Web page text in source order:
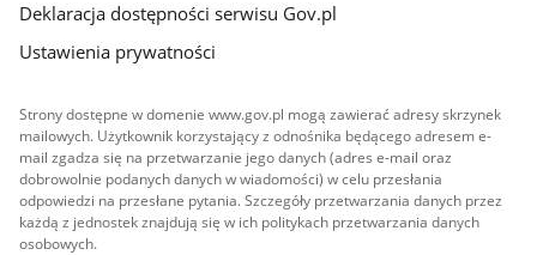
Deklaracja dostępności serwisu Gov.pl
Ustawienia prywatności
Strony dostępne w domenie www.gov.pl mogą zawierać adresy skrzynek
mailowych. Użytkownik korzystający z odnośnika będącego adresem e-
mail zgadza się na przetwarzanie jego danych (adres e-mail oraz
dobrowolnie podanych danych w wiadomości) w celu przesłania
odpowiedzi na przesłane pytania. Szczegóły przetwarzania danych przez
każdą z jednostek znajdują się w ich politykach przetwarzania danych
osobowych.